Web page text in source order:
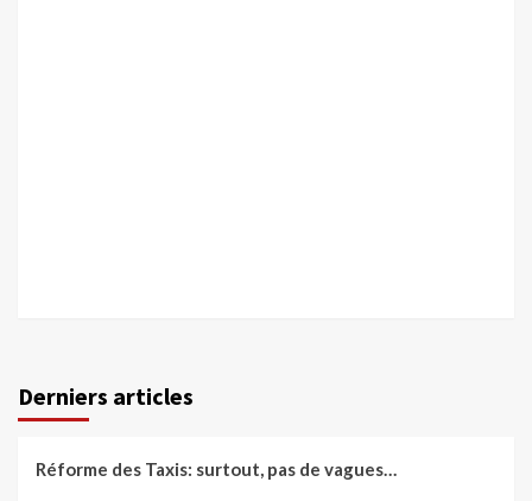
Derniers articles
Réforme des Taxis: surtout, pas de vagues…